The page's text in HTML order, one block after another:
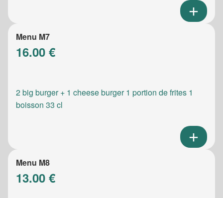
Menu M7
16.00 €
2 big burger + 1 cheese burger 1 portion de frites 1
boisson 33 cl
Menu M8
13.00 €